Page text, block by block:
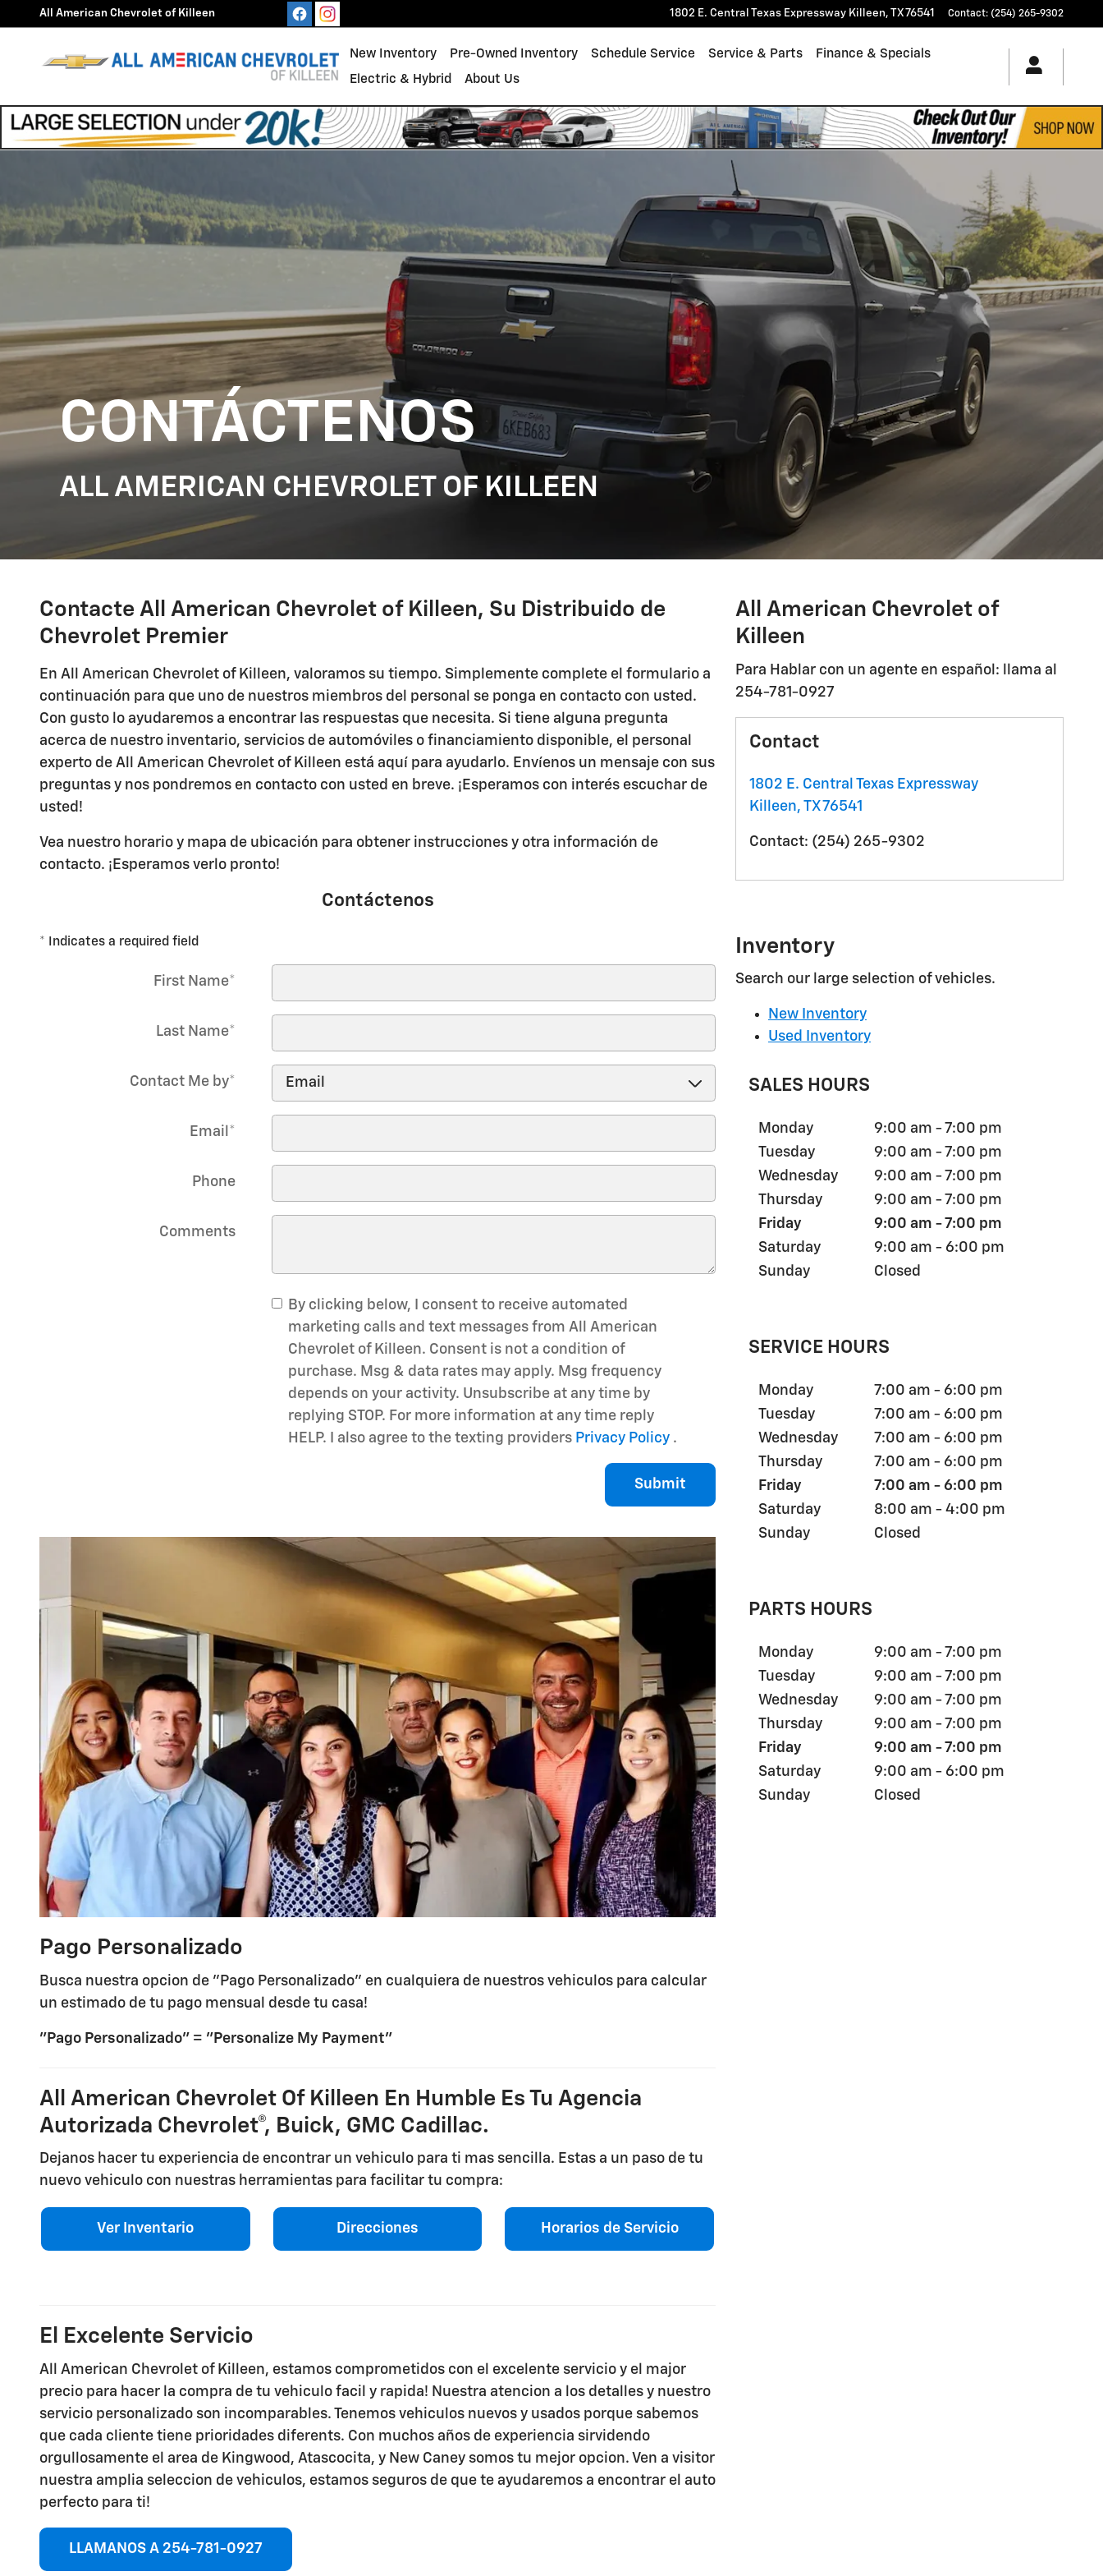
Skip to main content
CONTÁCTENOS
All American Chevrolet of Killeen 1802 E. Central Texas Expressway Killeen, TX76541 Contact: (254) 265-9302
New Inventory Pre-Owned Inventory Schedule Service Service & Parts Finance & Specials
Electric & Hybrid About Us
CONTÁCTENOS
ALL AMERICAN CHEVROLET OF KILLEEN
Contacte All American Chevrolet of Killeen, Su Distribuido de
Chevrolet Premier
En All American Chevrolet of Killeen, valoramos su tiempo. Simplemente complete el formulario a
continuación para que uno de nuestros miembros del personal se ponga en contacto con usted.
Con gusto lo ayudaremos a encontrar las respuestas que necesita. Si tiene alguna pregunta
acerca de nuestro inventario, servicios de automóviles o financiamiento disponible, el personal
experto de All American Chevrolet of Killeen está aquí para ayudarlo. Envíenos un mensaje con sus
preguntas y nos pondremos en contacto con usted en breve. ¡Esperamos con interés escuchar de
usted!
Vea nuestro horario y mapa de ubicación para obtener instrucciones y otra información de
contacto. ¡Esperamos verlo pronto!
Contáctenos
* Indicates a required field
First Name*
Last Name*
Contact Me by*
Email *
Phone
Comments
By clicking below, I consent to receive automated
marketing calls and text messages from All American
Chevrolet of Killeen. Consent is not a condition of
purchase. Msg & data rates may apply. Msg frequency
depends on your activity. Unsubscribe at any time by
replying STOP. For more information at any time reply
HELP. I also agree to the texting providers Privacy Policy .
Submit
Pago Personalizado
Busca nuestra opcion de "Pago Personalizado" en cualquiera de nuestros vehiculos para calcular
un estimado de tu pago mensual desde tu casa!
"Pago Personalizado" = "Personalize My Payment"
All American Chevrolet Of Killeen En Humble Es Tu Agencia
Autorizada Chevrolet®, Buick, GMC Cadillac.
Dejanos hacer tu experiencia de encontrar un vehiculo para ti mas sencilla. Estas a un paso de tu
nuevo vehiculo con nuestras herramientas para facilitar tu compra:
Ver Inventario Direcciones Horarios de Servicio
El Excelente Servicio
All American Chevrolet of Killeen, estamos comprometidos con el excelente servicio y el major
precio para hacer la compra de tu vehiculo facil y rapida! Nuestra atencion a los detalles y nuestro
servicio personalizado son incomparables. Tenemos vehiculos nuevos y usados porque sabemos
que cada cliente tiene prioridades diferents. Con muchos años de experiencia sirvidendo
orgullosamente el area de Kingwood, Atascocita, y New Caney somos tu mejor opcion. Ven a visitor
nuestra amplia seleccion de vehiculos, estamos seguros de que te ayudaremos a encontrar el auto
perfecto para ti!
LLAMANOS A 254-781-0927
All American Chevrolet of
Killeen
Para Hablar con un agente en español: llama al
254-781-0927
Contact
1802 E. Central Texas Expressway
Killeen, TX76541
Contact: (254) 265-9302
Inventory
Search our large selection of vehicles.
New Inventory
Used Inventory
SALES HOURS
Monday
9:00 am - 7:00 pm
Tuesday
9:00 am - 7:00 pm
Wednesday
9:00 am - 7:00 pm
Thursday
9:00 am - 7:00 pm
Friday
9:00 am - 7:00 pm
Saturday
9:00 am - 6:00 pm
Sunday
Closed
SERVICE HOURS
Monday
7:00 am - 6:00 pm
Tuesday
7:00 am - 6:00 pm
Wednesday
7:00 am - 6:00 pm
Thursday
7:00 am - 6:00 pm
Friday
7:00 am - 6:00 pm
Saturday
8:00 am - 4:00 pm
Sunday
Closed
PARTS HOURS
Monday
9:00 am - 7:00 pm
Tuesday
9:00 am - 7:00 pm
Wednesday
9:00 am - 7:00 pm
Thursday
9:00 am - 7:00 pm
Friday
9:00 am - 7:00 pm
Saturday
9:00 am - 6:00 pm
Sunday
Closed